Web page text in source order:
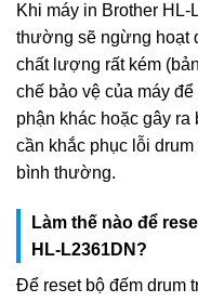
Khi máy in Brother
thường sẽ ngừng hoạt
chất lượng rất kém
chế bảo vệ của máy
phận khác hoặc gây ra
cần khắc phục lỗi
bình thường.
Làm thế nào để
HL-L2361DN?
Để reset bộ đếm drum